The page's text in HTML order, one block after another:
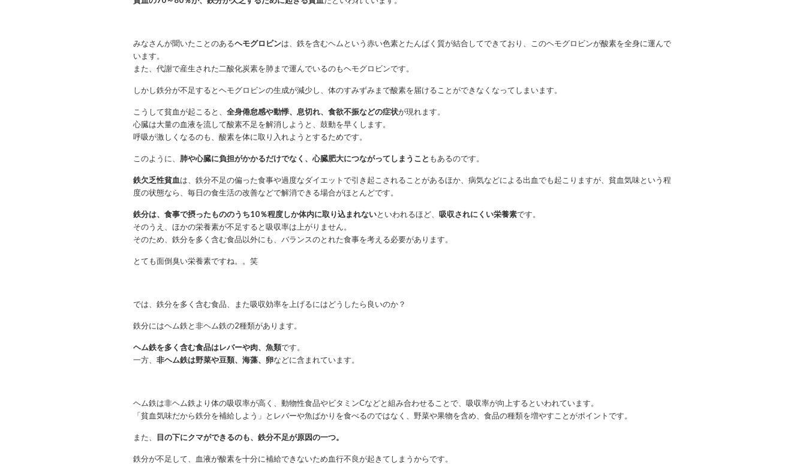
みなさんが聞いたことのあるヘモグロビンは、鉄を含むヘムという赤い色素とたんぱく質が結合してできており、このヘモグロビンが酸素を全身に運んで
います。
また、代謝で産生された二酸化炭素を肺まで運んでいるのもヘモグロビンです。
しかし鉄分が不足するとヘモグロビンの生成が減少し、体のすみずみまで酸素を届けることができなくなってしまいます。
こうして貧血が起こると、 全身倦怠感や動悸、息切れ、食欲不振などの症状が現れます。
心臓は大量の血液を流して酸素不足を解消しようと、鼓動を早くします。
呼吸が激しくなるのも、酸素を体に取り入れようとするためです。
このように、 肺や心臓に負担がかかるだけでなく、心臓肥大につながってしまうこと もあるのです。
鉄欠乏性貧血は、鉄分不足の偏った食事や過度なダイエットで引き起こされることがあるほか、病気などによる出血でも起こりますが、貧血気味という程
度の状態なら、毎日の食生活の改善などで解消できる場合がほとんどです。
鉄分は、食事で摂ったもののうち10％程度しか体内に取り込まれないといわれるほど、 吸収されにくい栄養素です。
そのうえ、ほかの栄養素が不足すると吸収率は上がりません。
そのため、鉄分を多く含む食品以外にも、バランスのとれた食事を考える必要があります。
とても面倒臭い栄養素ですね。。笑
では、鉄分を多く含む食品、また吸収効率を上げるにはどうしたら良いのか？
鉄分にはヘム鉄と非ヘム鉄の2種類があります。
ヘム鉄を多く含む食品はレバーや肉、魚類です。
一方、 非ヘム鉄は野菜や豆類、海藻、卵などに含まれています。
ヘム鉄は非ヘム鉄より体の吸収率が高く、動物性食品やビタミンCなどと組み合わせることで、吸収率が向上するといわれています。
「貧血気味だから鉄分を補給しよう」とレバーや魚ばかりを食べるのではなく、野菜や果物を含め、食品の種類を増やすことがポイントです。
また、 目の下にクマができるのも、鉄分不足が原因の一つ。
鉄分が不足して、血液が酸素を十分に補給できないため血行不良が起きてしまうからです。